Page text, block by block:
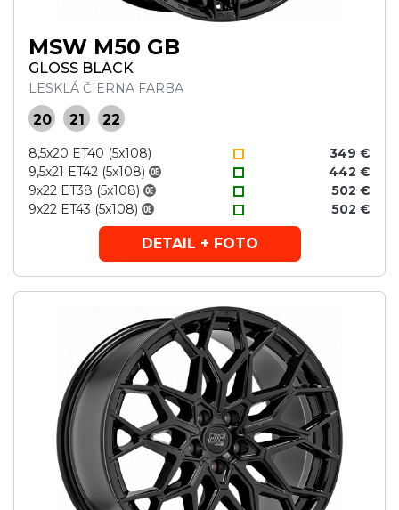
MSW M50 GB
GLOSS BLACK
LESKLÁ ČIERNA FARBA
20 21 22
8,5x20 ET40 (5x108)
349 €
9,5x21 ET42 (5x108)
442 €
9x22 ET38 (5x108)
502 €
9x22 ET43 (5x108)
502 €
DETAIL + FOTO